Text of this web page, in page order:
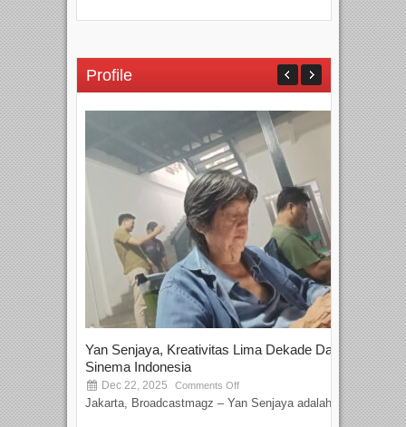
Profile
Yan Senjaya, Kreativitas Lima Dekade Dalam
Sinema Indonesia
Dec 22, 2025 Comments Off
Jakarta, Broadcastmagz – Yan Senjaya adalah...